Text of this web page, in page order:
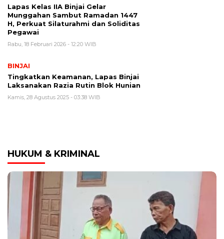
Lapas Kelas IIA Binjai Gelar
Munggahan Sambut Ramadan 1447
H, Perkuat Silaturahmi dan Soliditas
Pegawai
Rabu, 18 Februari 2026 - 12:20 WIB
BINJAI
Tingkatkan Keamanan, Lapas Binjai
Laksanakan Razia Rutin Blok Hunian
Kamis, 28 Agustus 2025 - 03:38 WIB
HUKUM & KRIMINAL